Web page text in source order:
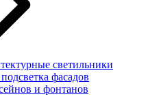
светильники
фасадов
и фонтанов